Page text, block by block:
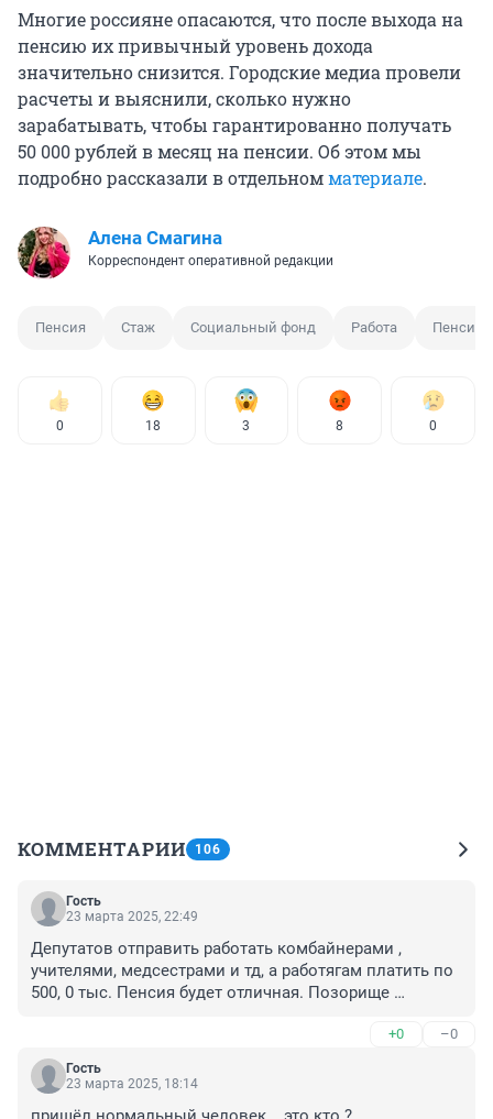
Многие россияне опасаются, что после выхода на
пенсию их привычный уровень дохода
значительно снизится. Городские медиа провели
расчеты и выяснили, сколько нужно
зарабатывать, чтобы гарантированно получать
50 000рублей в месяц на пенсии. Об этом мы
подробно рассказали в отдельномматериале.
Алена Смагина
Корреспондент оперативной редакции
Пенсия Стаж Социальный фонд Работа
0 18 3 8 0
КОММЕНТАРИИ 106
Гость
23 марта 2025, 22:49
Депутатов отправить работать комбайнерами ,
учителями, медсестрами и тд, а работягам платить по
500, 0 тыс. Пенсия будет отличная. Позорище
депутатам за беспредел в стране с пенсиями. Люди
трудятся добросовестно, но оклады копеечные, вот и
заработай.
+0 –0
Гость
23 марта 2025, 18:14